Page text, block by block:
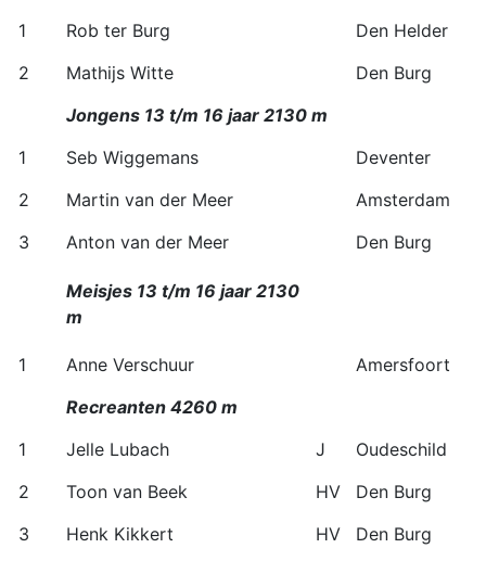
1
Rob ter Burg
Den Helder
2
Mathijs Witte
Den Burg
Jongens 13 t/m 16 jaar 2130 m
1
Seb Wiggemans
Deventer
2
Martin van der Meer
Amsterdam
3
Anton van der Meer Den Burg
Meisjes 13 t/m 16 jaar 2130
m
1 Anne Verschuur
Amersfoort
Recreanten 4260 m
1
Jelle Lubach J
Oudeschild
2
Toon van Beek HV
Den Burg
3
Henk Kikkert HV
Den Burg